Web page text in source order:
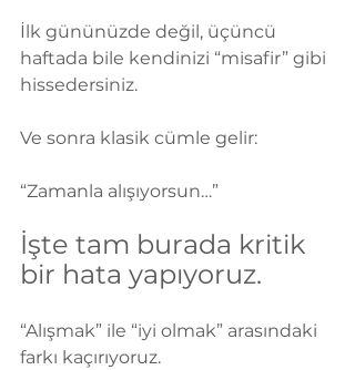
İlk gününüzde değil, üçüncü
haftada bile kendinizi “misafir” gibi
hissedersiniz.
Ve sonra klasik cümle gelir:
“Zamanla alışıyorsun…”
İşte tam burada kritik
bir hata yapıyoruz.
“Alışmak” ile “iyi olmak” arasındaki
farkı kaçırıyoruz.